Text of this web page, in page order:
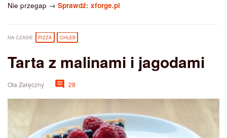
Nie przegap → Sprawdź: xforge.pl
NA CZASIE PIZZA CHLEB
Tarta z malinami i jagodami
Ola Załęczny 28